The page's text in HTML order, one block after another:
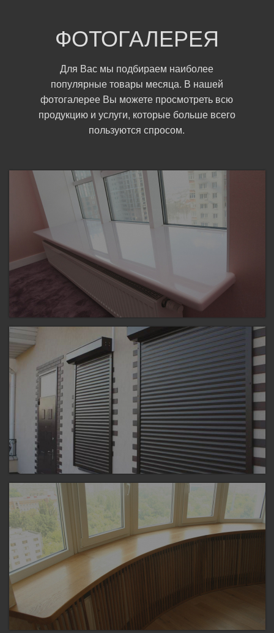
ФОТОГАЛЕРЕЯ
Для Вас мы подбираем наиболее
популярные товары месяца. В нашей
фотогалерее Вы можете просмотреть всю
продукцию и услуги, которые больше всего
пользуются спросом.